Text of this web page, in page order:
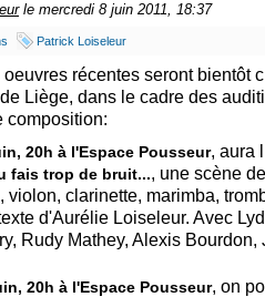
le mercredi 8 juin 2011, 18:37
Patrick Loiseleur
récentes seront bientôt
Liège, dans le cadre des
composition:
20h à l'Espace Pousseur, aura
fais trop de bruit..., une scène
violon, clarinette, marimba,
d'Aurélie Loiseleur. Avec
Rudy Mathey, Alexis
20h à l'Espace Pousseur, on